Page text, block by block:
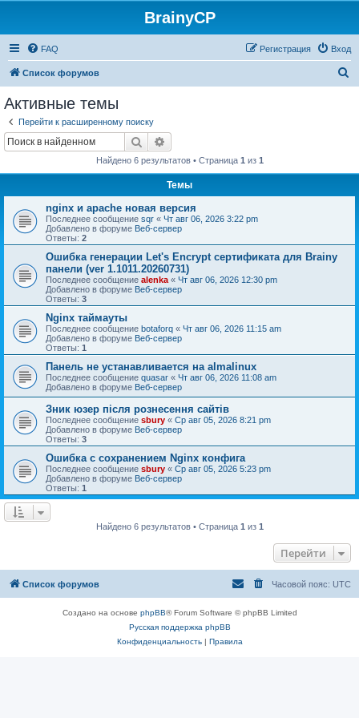
BrainyCP
FAQ Вход
Регистрация
Список форумов
Активные темы
Перейти к расширенному поиску
Поиск
Найдено 6 результатов • Страница 1 из 1
Темы
nginx и apache новая версия
Последнее сообщение sqr « Чт авг 06, 2026 3:22 pm
Добавлено в форуме Веб-сервер
Ответы: 2
Ошибка генерации Let's Encrypt сертификата для Brainy
панели (ver 1.1011.20260731)
Последнее сообщение alenka « Чт авг 06, 2026 12:30 pm
Добавлено в форуме Веб-сервер
Ответы: 3
Nginx таймауты
Последнее сообщение botaforq « Чт авг 06, 2026 11:15 am
Добавлено в форуме Веб-сервер
Ответы: 1
Панель не устанавливается на almalinux
Последнее сообщение quasar « Чт авг 06, 2026 11:08 am
Добавлено в форуме Веб-сервер
Зник юзер після рознесення сайтів
Последнее сообщение sbury « Ср авг 05, 2026 8:21 pm
Добавлено в форуме Веб-сервер
Ответы: 3
Ошибка с сохранением Nginx конфига
Последнее сообщение sbury « Ср авг 05, 2026 5:23 pm
Добавлено в форуме Веб-сервер
Ответы: 1
Найдено 6 результатов • Страница 1 из 1
Перейти
Список форумов Часовой пояс: UTC
Создано на основе phpBB® Forum Software © phpBB Limited
Русская поддержка phpBB
Конфиденциальность| Правила